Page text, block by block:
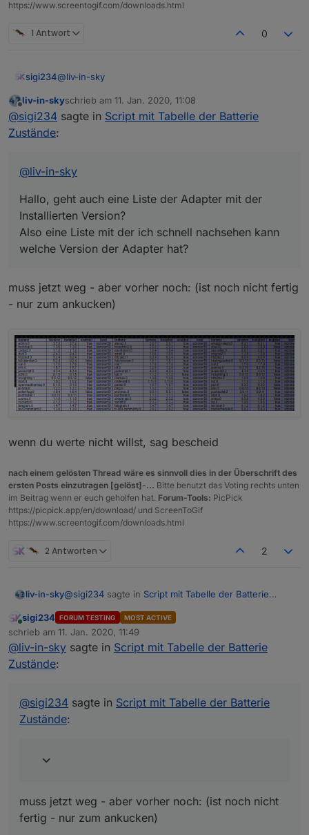
https://www.screentogif.com/downloads.html
1 Antwort 0
sigi234@liv-in-sky
Hallo, geht auch eine Liste der Adapter mit der
Installierten Version?
Also eine Liste mit der ich schnell nachsehen kann
Offline
liv-in-skyschrieb am 11. Jan. 2020, 11:08
zuletzt editiert von
@sigi234 sagte in Script mit Tabelle der Batterie
Zustände:
@liv-in-sky
Hallo, geht auch eine Liste der Adapter mit der
Installierten Version?
Also eine Liste mit der ich schnell nachsehen kann
welche Version der Adapter hat?
muss jetzt weg - aber vorher noch: (ist noch nicht fertig
- nur zum ankucken)
wenn du werte nicht willst, sag bescheid
nach einem gelösten Thread wäre es sinnvoll dies in der Überschrift des
ersten Posts einzutragen [gelöst]-... Bitte benutzt das Voting rechts unten
im Beitrag wenn er euch geholfen hat. Forum-Tools: PicPick
https://picpick.app/en/download/ und ScreenToGif
https://www.screentogif.com/downloads.html
2 Antworten 2
liv-in-sky@sigi234 sagte in Script mit Tabelle der Batterie
@liv-in-sky
Hallo, geht auch eine Liste der Adapter mit der
muss jetzt weg - aber vorher noch: (ist noch nicht
Online
sigi234 FORUM TESTING MOST ACTIVE
schrieb am 11. Jan. 2020, 11:49
zuletzt editiert von
@liv-in-sky sagte in Script mit Tabelle der Batterie
Zustände:
@sigi234 sagte in Script mit Tabelle der Batterie
Zustände:
muss jetzt weg - aber vorher noch: (ist noch nicht
fertig - nur zum ankucken)